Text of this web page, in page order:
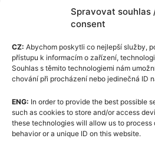
Spravovat souhlas
consent
CZ: Abychom poskytli co nejlepší služby,
přístupu k informacím o zařízení,
Souhlas s těmito technologiemi nám
chování při procházení nebo jedinečná ID
ENG: In order to provide the best possible
such as cookies to store and/or access
these technologies will allow us to process
behavior or a unique ID on this website.
Zásady cookies (EU)
GDPR